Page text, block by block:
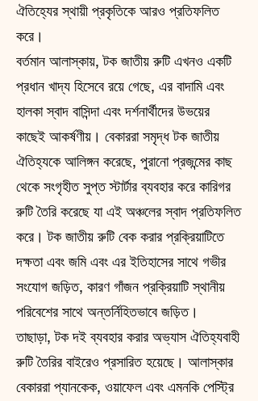
ঐতিহ্যের স্থায়ী প্রকৃতিকে আরও প্রতিফলিত
করে।
বর্তমান আলাস্কায়, টক জাতীয় রুটি এখনও একটি
প্রধান খাদ্য হিসেবে রয়ে গেছে, এর বাদামি এবং
হালকা স্বাদ বাসিন্দা এবং দর্শনার্থীদের উভয়ের
কাছেই আকর্ষণীয়। বেকাররা সমৃদ্ধ টক জাতীয়
ঐতিহ্যকে আলিঙ্গন করেছে, পুরানো প্রজন্মের কাছ
থেকে সংগৃহীত সুপ্ত স্টার্টার ব্যবহার করে কারিগর
রুটি তৈরি করেছে যা এই অঞ্চলের স্বাদ প্রতিফলিত
করে। টক জাতীয় রুটি বেক করার প্রক্রিয়াটিতে
দক্ষতা এবং জমি এবং এর ইতিহাসের সাথে গভীর
সংযোগ জড়িত, কারণ গাঁজন প্রক্রিয়াটি স্থানীয়
পরিবেশের সাথে অন্তর্নিহিতভাবে জড়িত।
তাছাড়া, টক দই ব্যবহার করার অভ্যাস ঐতিহ্যবাহী
রুটি তৈরির বাইরেও প্রসারিত হয়েছে। আলাস্কার
বেকাররা প্যানকেক, ওয়াফেল এবং এমনকি পেস্ট্রি